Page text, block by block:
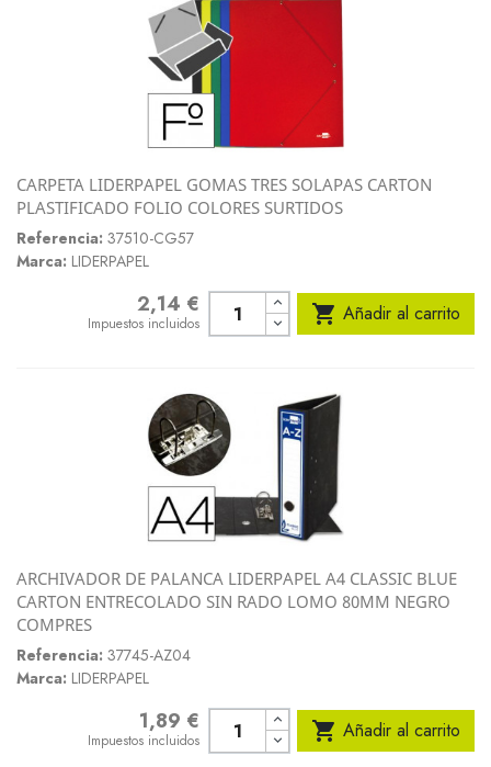
CARPETA LIDERPAPEL GOMAS TRES SOLAPAS CARTON
PLASTIFICADO FOLIO COLORES SURTIDOS
Referencia: 37510-CG57
Marca: LIDERPAPEL
2,14 €
Impuestos incluidos  Añadir al carrito
ARCHIVADOR DE PALANCA LIDERPAPEL A4 CLASSIC BLUE
CARTON ENTRECOLADO SIN RADO LOMO 80MM NEGRO
COMPRES
Referencia: 37745-AZ04
Marca: LIDERPAPEL
1,89 €
Impuestos incluidos  Añadir al carrito